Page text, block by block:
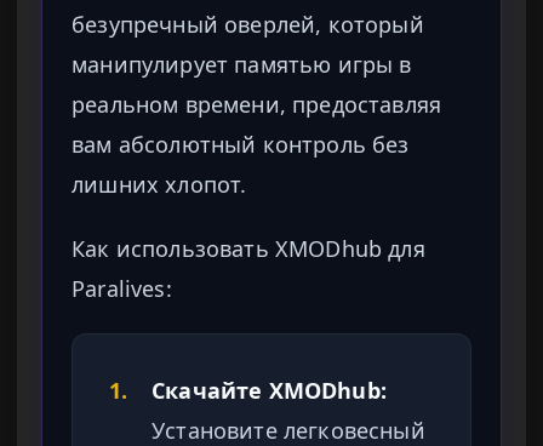
безупречный оверлей, который
манипулирует памятью игры в
реальном времени, предоставляя
вам абсолютный контроль без
лишних хлопот.
Как использовать XMODhub для
Paralives:
1.
Скачайте XMODhub:
Установите легковесный